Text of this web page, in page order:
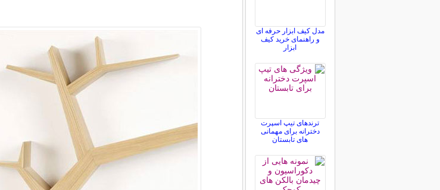
مدل کیف ابزار حرفه ای
و راهنمای خرید کیف
ابزار
ترندهای تیپ اسپرت
دخترانه برای مهمانی
های تابستان